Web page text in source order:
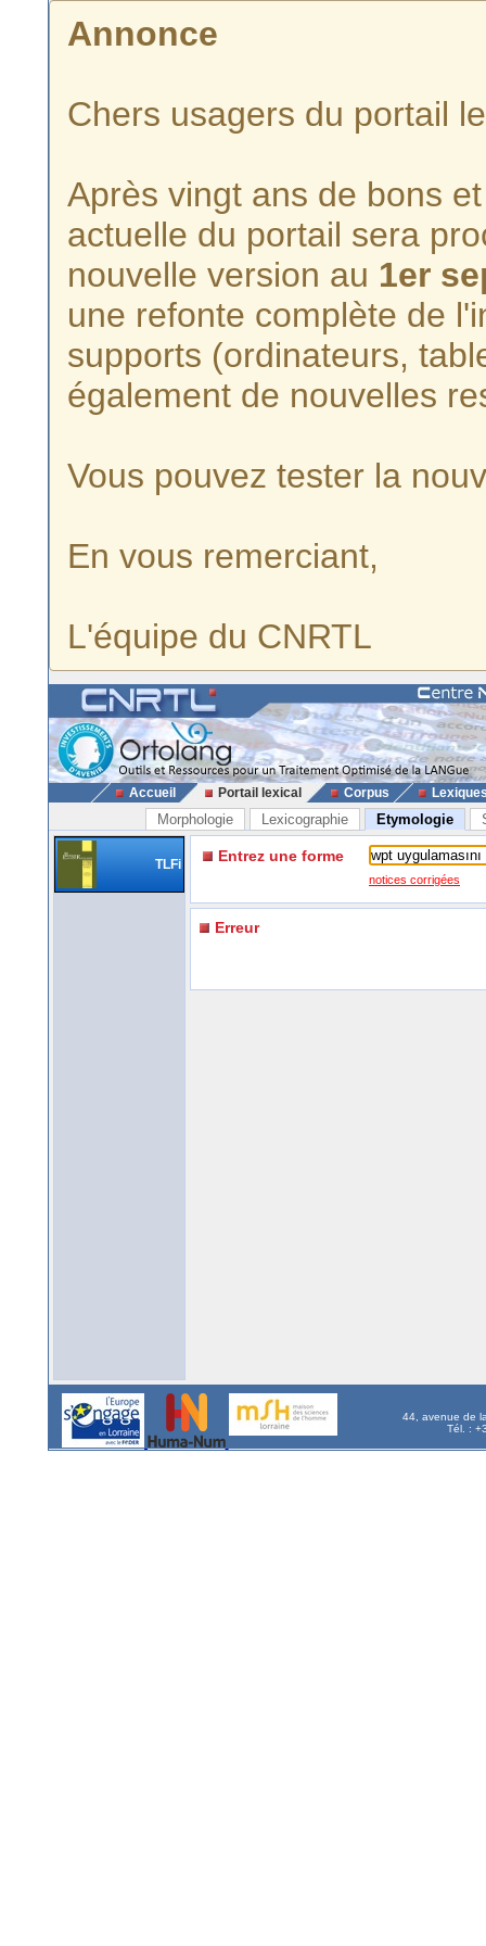
Annonce
Chers usagers du portail
Après vingt ans de bons
actuelle du portail sera
nouvelle version au 1er
une refonte complète de
supports (ordinateurs,
également de nouvelles
Vous pouvez tester la
En vous remerciant,
L'équipe du CNRTL
Accueil Portail lexical Corpus
Morphologie Lexicographie Etymologie
TLFi Entrez une forme
notices corrigées
Erreur
44, avenue de
Tél. :